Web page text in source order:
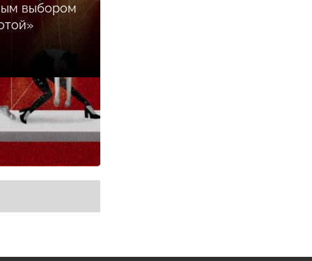
выбором